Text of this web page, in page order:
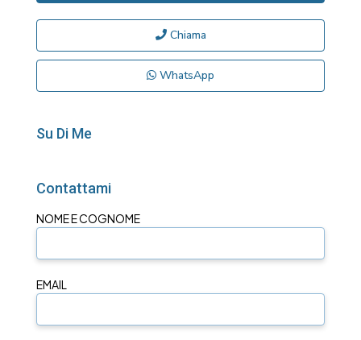
Chiama
WhatsApp
Su Di Me
Contattami
NOME E COGNOME
EMAIL